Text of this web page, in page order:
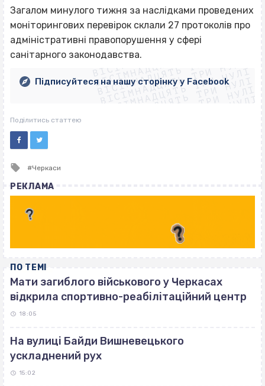
Загалом минулого тижня за наслідками проведених
моніторингових перевірок склали 27 протоколів про
адміністративні правопорушення у сфері
санітарного законодавства.ВІСІМНАДЦЯТЬ ТРИ НУЛІ
ВІСІМНАДЦЯТЬ ТРИ НУЛІ
ВІСІМНАДЦЯТЬ ТРИ НУЛІ
ВІСІМНАДЦЯТЬ ТРИ НУЛІ
ВІСІМНАДЦЯТЬ ТРИ НУЛІ
ВІСІМНАДЦЯТЬ ТРИ НУЛІ
ВІСІМНАДЦЯТЬ ТРИ НУЛІ
ВІСІМНАДЦЯТЬ ТРИ НУЛІ
Підписуйтеся на нашу сторінку у Facebook
Поділитись статтею
Tagged
Черкаси
РЕКЛАМА
ПО ТЕМІ
Мати загиблого військового у Черкасах
відкрила спортивно-реабілітаційний центр
18:05
На вулиці Байди Вишневецького
ускладнений рух
15:02